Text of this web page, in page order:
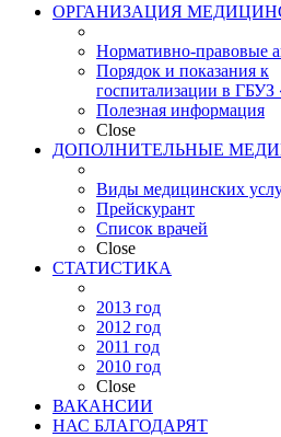
ОРГАНИЗАЦИЯ
Нормативно-правовые
Порядок и показания к
госпитализации в
Полезная информация
Close
ДОПОЛНИТЕЛЬНЫЕ
Виды медицинских
Прейскурант
Список врачей
Close
СТАТИСТИКА
2013 год
2012 год
2011 год
2010 год
Close
ВАКАНСИИ
НАС БЛАГОДАРЯТ